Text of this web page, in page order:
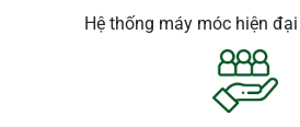
Hệ thống máy móc hiện